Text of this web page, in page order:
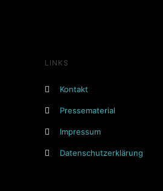
LINKS
Kontakt
Pressematerial
Impressum
Datenschutzerklärung